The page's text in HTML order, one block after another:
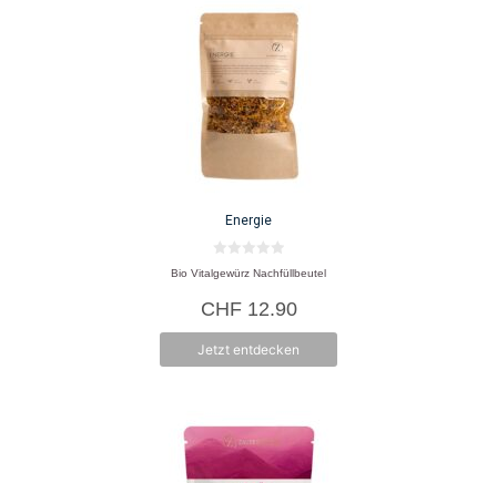
Energie
0
v
n
5
Bio Vitalgewürz Nachfüllbeutel
CHF12.90
Jetzt entdecken